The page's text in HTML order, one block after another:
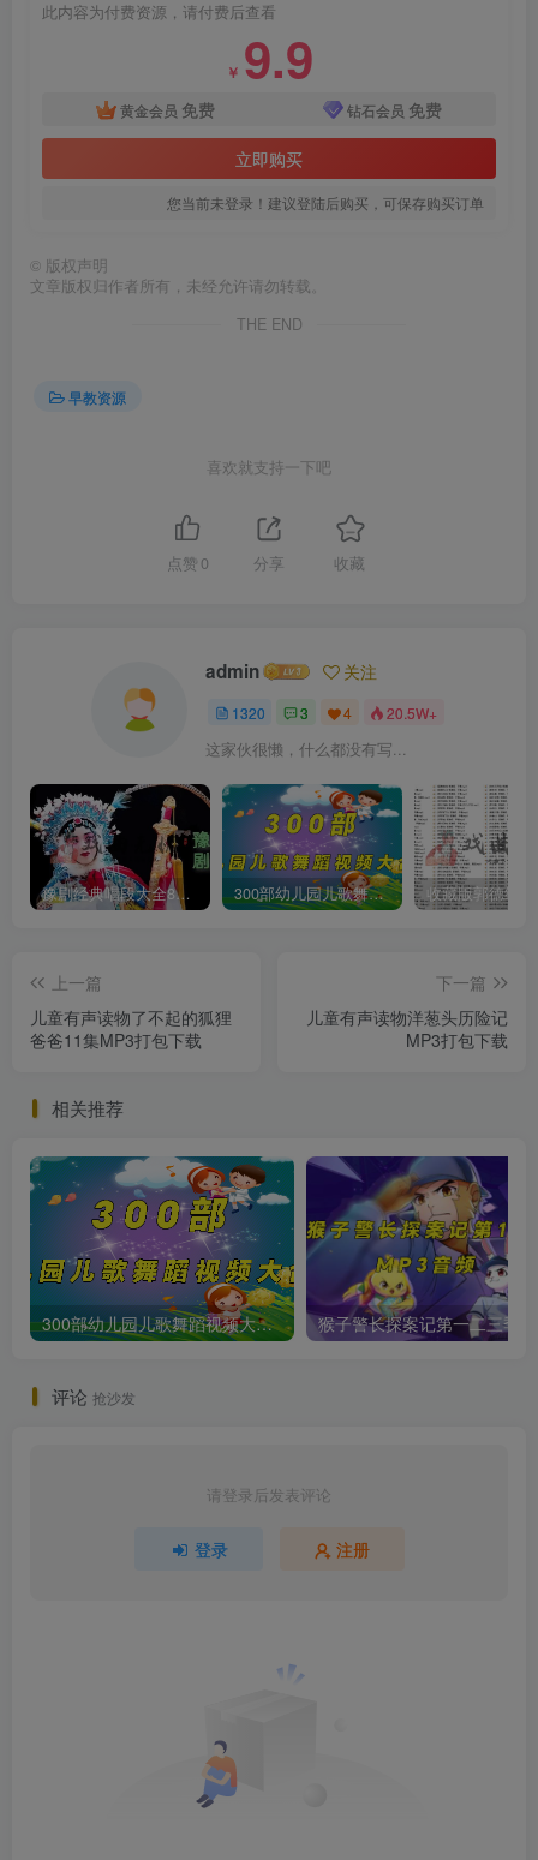
此内容为付费资源，请付费后查看
￥ 9.9
黄金会员 免费 钻石会员 免费
立即购买
您当前未登录！建议登陆后购买，可保存购买订单
© 版权声明
文章版权归作者所有，未经允许请勿转载。
THE END
早教资源
喜欢就支持一下吧
点赞 0 分享 收藏
admin 关注
1320 3 4 20.5W+
这家伙很懒，什么都没有写...
豫剧经典唱段大全850首mp3打包戏曲下载 300部幼儿园儿歌舞蹈视频大合集
上一篇
儿童有声读物了不起的狐狸
爸爸11集MP3打包下载
下一篇
儿童有声读物洋葱头历险记
MP3打包下载
相关推荐
300部幼儿园儿歌舞蹈视频大合集
评论 抢沙发
请登录后发表评论
登录 注册